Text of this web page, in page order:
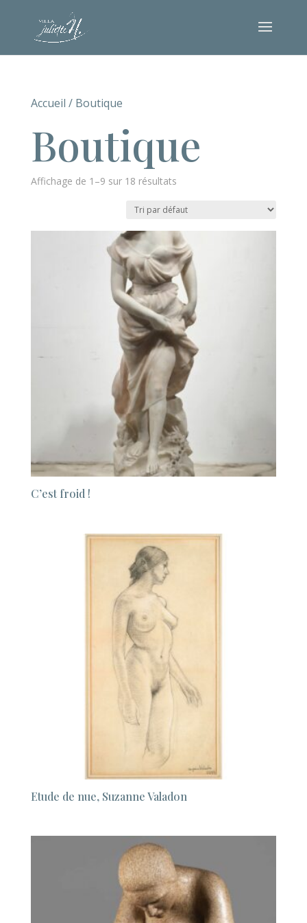
Accueil / Boutique
Boutique
Affichage de 1–9 sur 18 résultats
C’est froid !
Etude de nue, Suzanne Valadon